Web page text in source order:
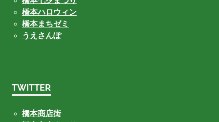
橋本ハロウィン
橋本まちゼミ
うえさんぽ
TWITTER
橋本商店街